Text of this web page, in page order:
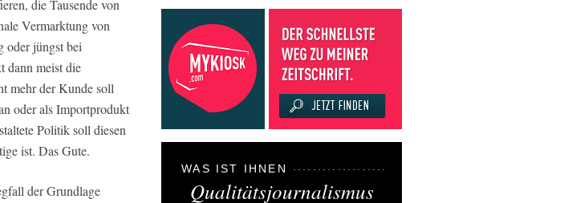
die Tausende von
Vermarktung von
oder jüngst bei
dann meist die
mehr der Kunde soll
oder als Importprodukt
Politik soll diesen
ist. Das Gute.
der Grundlage
WAS IST IHNEN
Qualitätsjournalismus